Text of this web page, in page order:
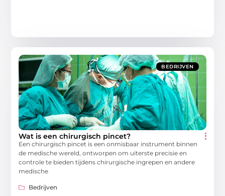
BEDRIJVEN
Wat is een chirurgisch pincet?
Een chirurgisch pincet is een onmisbaar instrument binnen
de medische wereld, ontworpen om uiterste precisie en
controle te bieden tijdens chirurgische ingrepen en andere
medische
Bedrijven